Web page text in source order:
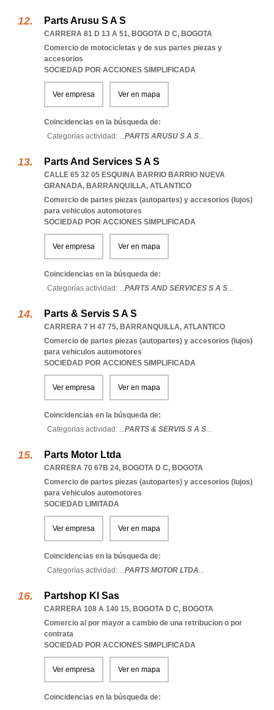
Parts Arusu S A S
CARRERA 81 D 13 A 51, BOGOTA D C, BOGOTA
Comercio de motocicletas y de sus partes piezas y
accesorios
SOCIEDAD POR ACCIONES SIMPLIFICADA
Ver empresa Ver en mapa
Coincidencias en la búsqueda de:
Categorías actividad: ...PARTS ARUSU S A S...
Parts And Services S A S
CALLE 65 32 05 ESQUINA BARRIO BARRIO NUEVA
GRANADA, BARRANQUILLA, ATLANTICO
Comercio de partes piezas (autopartes) y accesorios (lujos)
para vehiculos automotores
SOCIEDAD POR ACCIONES SIMPLIFICADA
Ver empresa Ver en mapa
Coincidencias en la búsqueda de:
Categorías actividad: ...PARTS AND SERVICES S A S...
Parts & Servis S A S
CARRERA 7 H 47 75, BARRANQUILLA, ATLANTICO
Comercio de partes piezas (autopartes) y accesorios (lujos)
para vehiculos automotores
SOCIEDAD POR ACCIONES SIMPLIFICADA
Ver empresa Ver en mapa
Coincidencias en la búsqueda de:
Categorías actividad: ...PARTS & SERVIS S A S...
Parts Motor Ltda
CARRERA 70 67B 24, BOGOTA D C, BOGOTA
Comercio de partes piezas (autopartes) y accesorios (lujos)
para vehiculos automotores
SOCIEDAD LIMITADA
Ver empresa Ver en mapa
Coincidencias en la búsqueda de:
Categorías actividad: ...PARTS MOTOR LTDA...
Partshop Kl Sas
CARRERA 108 A 140 15, BOGOTA D C, BOGOTA
Comercio al por mayor a cambio de una retribucion o por
contrata
SOCIEDAD POR ACCIONES SIMPLIFICADA
Ver empresa Ver en mapa
Coincidencias en la búsqueda de: